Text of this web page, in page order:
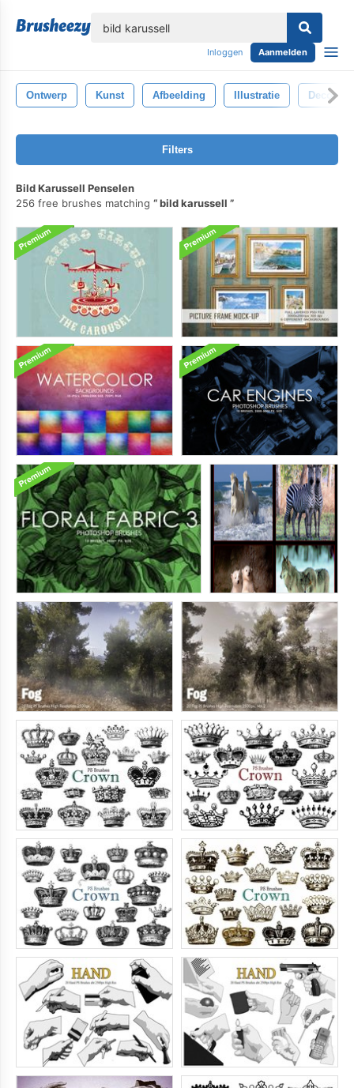
Inloggen Aanmelden
Ontwerp Kunst Afbeelding Illustratie Decoratie
Filters
Bild Karussell Penselen
256 free brushes matching
bild karussell